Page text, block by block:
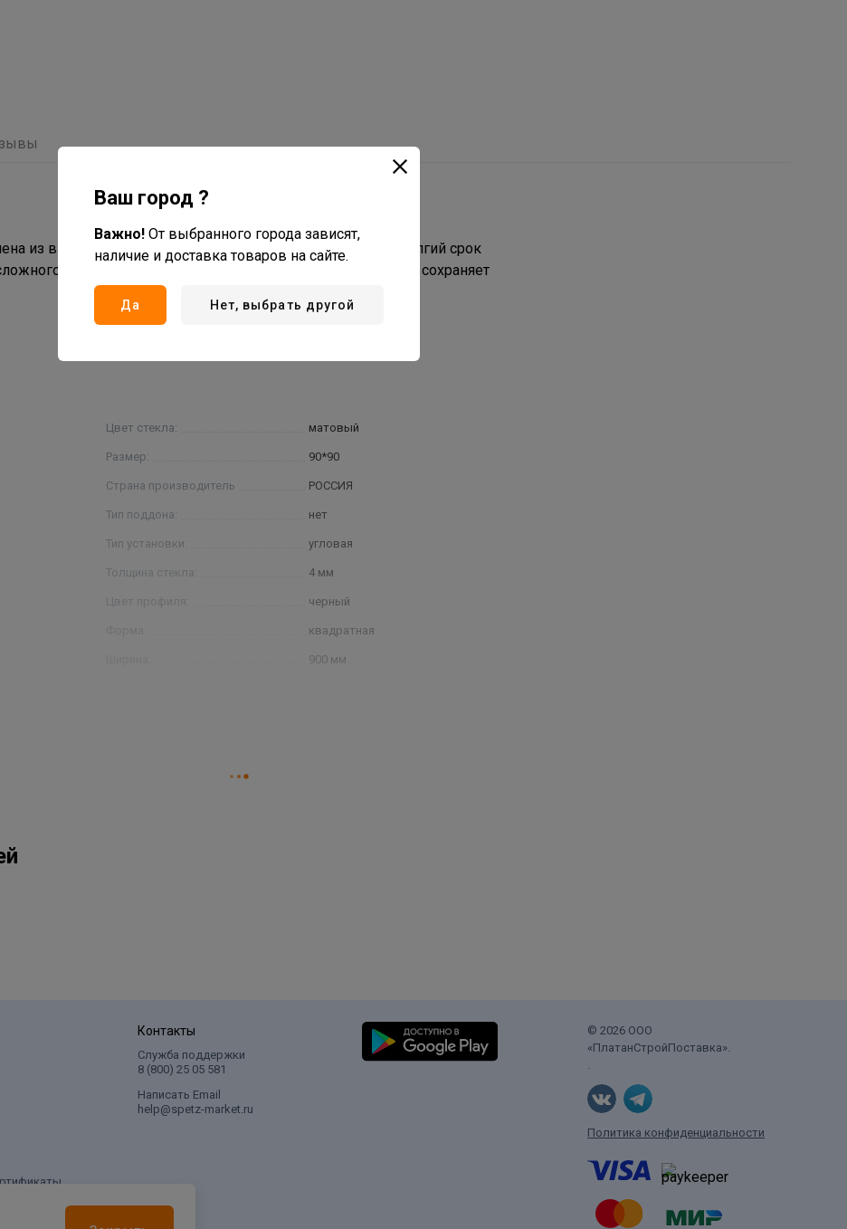
из высококачественных материалов, что гарантирует долгий срок
монтажа. Обеспечивает хорошую звукоизоляцию и сохраняет
Цвет стекла: матовый
Размер: 90*90
Страна производитель РОССИЯ
Тип поддона: нет
Тип установки: угловая
Толщина стекла: 4 мм
Цвет профиля: черный
квадратная
900 мм
Контакты
Служба поддержки
8 (800) 25 05 581
Написать Email
help@spetz-market.ru
© 2026 ООО
«ПлатанСтройПоставка».
.
Политика конфиденциальности
Ваш город ?
Важно! От выбранного города зависят,
наличие и доставка товаров на сайте.
Да Нет, выбрать другой